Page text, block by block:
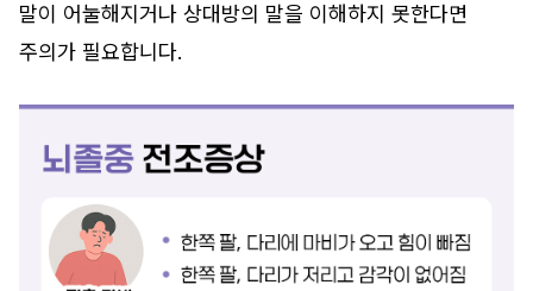
말이 어눌해지거나 상대방의 말을 이해하지 못한다면
주의가 필요합니다.